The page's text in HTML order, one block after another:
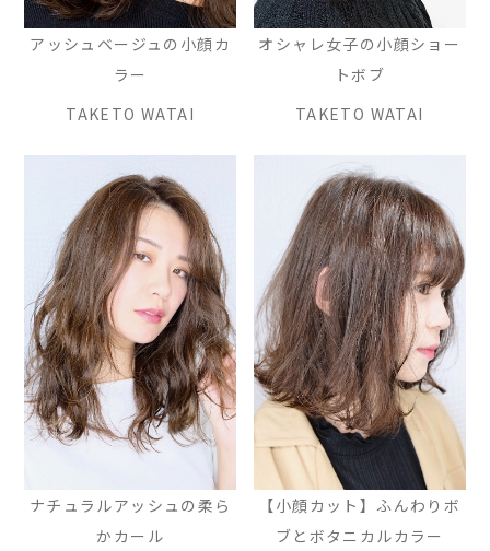
アッシュベージュの小顔カ
ラー
TAKETO WATAI
オシャレ女子の小顔ショー
トボブ
TAKETO WATAI
ナチュラルアッシュの柔ら
かカール
【小顔カット】ふんわりボ
ブとボタニカルカラー